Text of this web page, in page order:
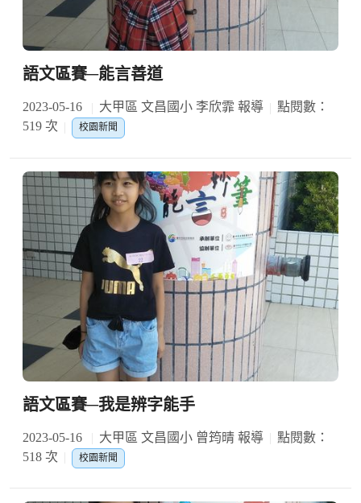
語文區賽─能言善道
2023-05-16 大甲區 文昌國小 李欣霏 報導
點閱數：
519 次
校園新聞
語文區賽─我是辨字能手
2023-05-16 大甲區 文昌國小 曾筠晴 報導
點閱數：
518 次
校園新聞